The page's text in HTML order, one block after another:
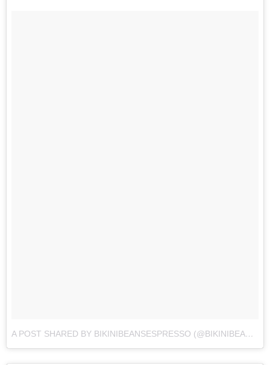
A POST SHARED BY BIKINIBEANSESPRESSO (@BIKINIBEANSESPRESSOKENT)